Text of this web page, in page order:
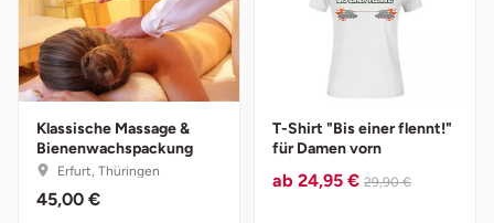
Klassische Massage &
Bienenwachspackung
Erfurt, Thüringen
45,00 €
T-Shirt "Bis einer flennt!"
für Damen vorn
ab 24,95 € 29,90 €
Teltow-Fläming
Trier
Uckermark
Uelzen